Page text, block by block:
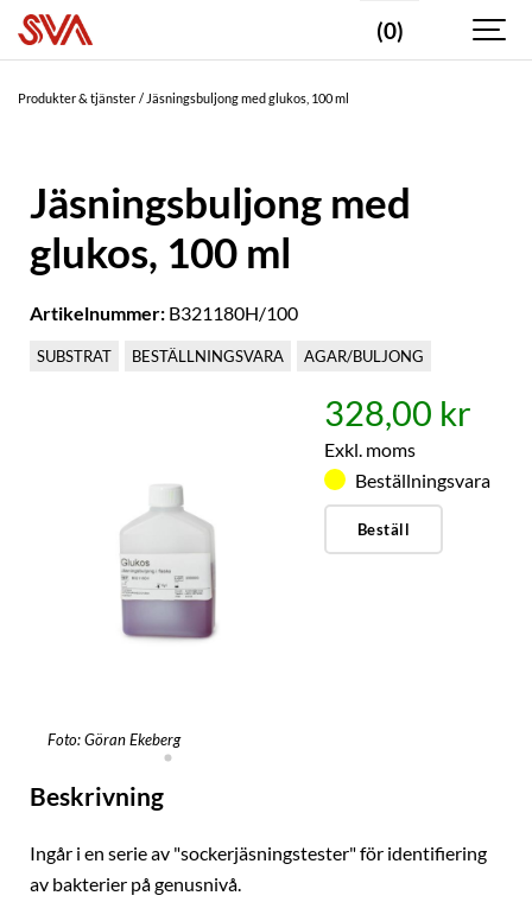
(0)
Produkter & tjänster Jäsningsbuljong med glukos, 100 ml
Jäsningsbuljong med
glukos, 100 ml
Artikelnummer: B321180H/100
SUBSTRAT BESTÄLLNINGSVARA AGAR/BULJONG
Foto: Göran Ekeberg
328,00 kr
Exkl. moms
Beställningsvara
Beställ
Beskrivning
Ingår i en serie av "sockerjäsningstester" för identifiering
av bakterier på genusnivå.